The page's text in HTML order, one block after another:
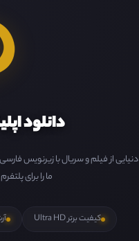
دانلود
دنیایی از فیلم و سریال با زیرنویس
ما را برای
کیفیت برتر Ultra HD